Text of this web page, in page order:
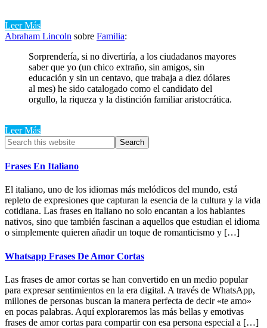
Leer Más
Abraham Lincoln sobre Familia:
Sorprendería, si no divertiría, a los ciudadanos mayores
saber que yo (un chico extraño, sin amigos, sin
educación y sin un centavo, que trabaja a diez dólares
al mes) he sido catalogado como el candidato del
orgullo, la riqueza y la distinción familiar aristocrática.
Leer Más
Primary
Sidebar
Search
this
website
Frases En Italiano
El italiano, uno de los idiomas más melódicos del mundo, está
repleto de expresiones que capturan la esencia de la cultura y la vida
cotidiana. Las frases en italiano no solo encantan a los hablantes
nativos, sino que también fascinan a aquellos que estudian el idioma
o simplemente quieren añadir un toque de romanticismo y […]
Whatsapp Frases De Amor Cortas
Las frases de amor cortas se han convertido en un medio popular
para expresar sentimientos en la era digital. A través de WhatsApp,
millones de personas buscan la manera perfecta de decir «te amo»
en pocas palabras. Aquí exploraremos las más bellas y emotivas
frases de amor cortas para compartir con esa persona especial a […]